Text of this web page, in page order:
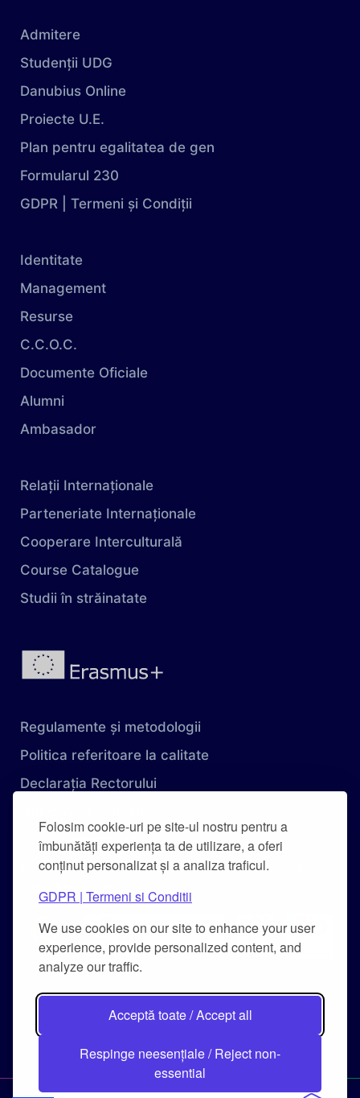
Folosim cookie-uri pe site-ul nostru pentru a
îmbunătăți experiența ta de utilizare, a oferi
conținut personalizat și a analiza traficul.
GDPR | Termeni si Conditii
We use cookies on our site to enhance your user
experience, provide personalized content, and
analyze our traffic.
Acceptă toate / Accept all
Respinge neesențiale / Reject non-
essential
Admitere
Studenții UDG
Danubius Online
Proiecte U.E.
Plan pentru egalitatea de gen
Formularul 230
GDPR | Termeni și Condiții
Identitate
Management
Resurse
C.C.O.C.
Documente Oficiale
Alumni
Ambasador
Relații Internaționale
Parteneriate Internaționale
Cooperare Interculturală
Course Catalogue
Studii în străinatate
Regulamente și metodologii
Politica referitoare la calitate
Declarația Rectorului
Carta Universității
Combaterea hărțuirii pe criteriu de sex și a